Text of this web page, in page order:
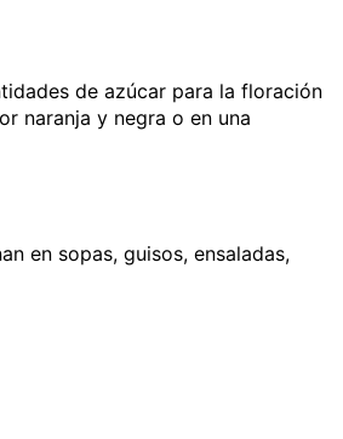
de azúcar para la floración
naranja y negra o en una
en sopas, guisos, ensaladas,